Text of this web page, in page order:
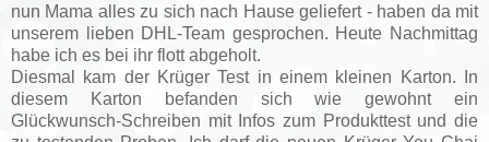
nun Mama alles zu sich nach Hause geliefert - haben da mit
unserem lieben DHL-Team gesprochen. Heute Nachmittag
habe ich es bei ihr flott abgeholt.
Diesmal kam der Krüger Test in einem kleinen Karton. In
diesem Karton befanden sich wie gewohnt ein
Glückwunsch-Schreiben mit Infos zum Produkttest und die